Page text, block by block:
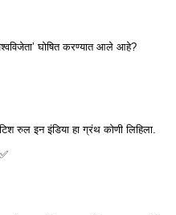
घोषित करण्यात आले आहे?
रुल इन इंडिया हा ग्रंथ कोणी लिहिला.